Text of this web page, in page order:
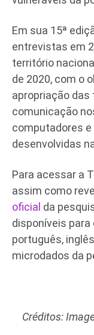
Em sua 15ª
entrevistas em
território
de 2020, com o
apropriação
comunicação
computadores
desenvolvidas
Para acessar a
assim como
oficial da
disponíveis
português,
microdados da
Créditos: